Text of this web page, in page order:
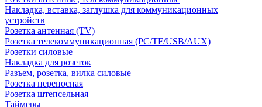
Накладка, вставка, заглушка для коммуникационных
устройств
Розетка антенная (TV)
Розетка телекоммуникационная (PC/TF/USB/AUX)
Розетки силовые
Накладка для розеток
Разъем, розетка, вилка силовые
Розетка переносная
Розетка штепсельная
Таймеры